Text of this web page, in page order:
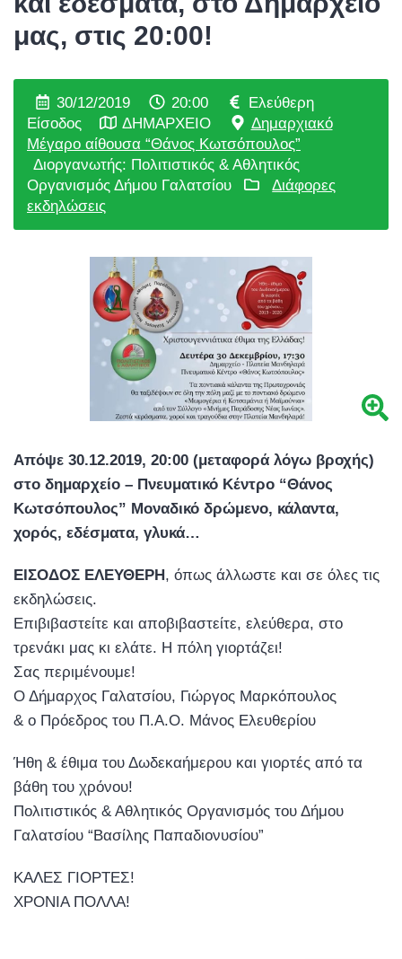
μας, στις 20:00!
30/12/2019 20:00
Ελεύθερη
Είσοδος
ΔΗΜΑΡΧΕΙΟ
Δημαρχιακό
Μέγαρο αίθουσα “Θάνος Κωτσόπουλος”
Διοργανωτής: Πολιτιστικός & Αθλητικός
Οργανισμός Δήμου Γαλατσίου
Διάφορες
εκδηλώσεις
Απόψε 30.12.2019, 20:00 (μεταφορά λόγω βροχής)
στο δημαρχείο – Πνευματικό Κέντρο “Θάνος
Κωτσόπουλος” Μοναδικό δρώμενο, κάλαντα,
χορός, εδέσματα, γλυκά…
ΕΙΣΟΔΟΣ ΕΛΕΥΘΕΡΗ , όπως άλλωστε και σε όλες τις
εκδηλώσεις.
Επιβιβαστείτε και αποβιβαστείτε, ελεύθερα, στο
τρενάκι μας κι ελάτε. Η πόλη γιορτάζει!
Σας περιμένουμε!
Ο Δήμαρχος Γαλατσίου, Γιώργος Μαρκόπουλος
& ο Πρόεδρος του Π.Α.Ο. Μάνος Ελευθερίου
Ήθη & έθιμα του Δωδεκαήμερου και γιορτές από τα
βάθη του χρόνου!
Πολιτιστικός & Αθλητικός Οργανισμός του Δήμου
Γαλατσίου “Βασίλης Παπαδιονυσίου”
ΚΑΛΕΣ ΓΙΟΡΤΕΣ!
ΧΡΟΝΙΑ ΠΟΛΛΑ!